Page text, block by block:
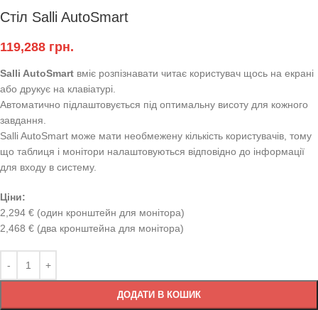
Стіл Salli AutoSmart
119,288 грн.
Salli AutoSmart вміє розпізнавати читає користувач щось на екрані
або друкує на клавіатурі.
Автоматично підлаштовується під оптимальну висоту для кожного
завдання.
Salli AutoSmart може мати необмежену кількість користувачів, тому
що таблиця і монітори налаштовуються відповідно до інформації
для входу в систему.
Ціни:
2,294 € (один кронштейн для монітора)
2,468 € (два кронштейна для монітора)
ДОДАТИ В КОШИК